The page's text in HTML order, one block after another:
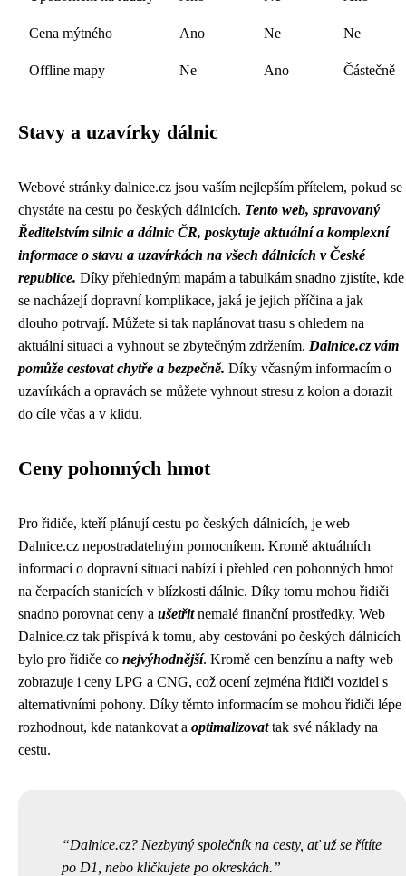
Cena mýtného Ano Ne Ne
Offline mapy Ne Ano Částečně
Stavy a uzavírky dálnic
Webové stránky dalnice.cz jsou vaším nejlepším přítelem, pokud se
chystáte na cestu po českých dálnicích. Tento web, spravovaný
Ředitelstvím silnic a dálnic ČR, poskytuje aktuální a komplexní
informace o stavu a uzavírkách na všech dálnicích v České
republice. Díky přehledným mapám a tabulkám snadno zjistíte, kde
se nacházejí dopravní komplikace, jaká je jejich příčina a jak
dlouho potrvají. Můžete si tak naplánovat trasu s ohledem na
aktuální situaci a vyhnout se zbytečným zdržením. Dalnice.cz vám
pomůže cestovat chytře a bezpečně. Díky včasným informacím o
uzavírkách a opravách se můžete vyhnout stresu z kolon a dorazit
do cíle včas a v klidu.
Ceny pohonných hmot
Pro řidiče, kteří plánují cestu po českých dálnicích, je web
Dalnice.cz nepostradatelným pomocníkem. Kromě aktuálních
informací o dopravní situaci nabízí i přehled cen pohonných hmot
na čerpacích stanicích v blízkosti dálnic. Díky tomu mohou řidiči
snadno porovnat ceny a ušetřitnemalé finanční prostředky. Web
Dalnice.cz tak přispívá k tomu, aby cestování po českých dálnicích
bylo pro řidiče co nejvýhodnější. Kromě cen benzínu a nafty web
zobrazuje i ceny LPG a CNG, což ocení zejména řidiči vozidel s
alternativními pohony. Díky těmto informacím se mohou řidiči lépe
rozhodnout, kde natankovat a optimalizovattak své náklady na
cestu.
Dalnice.cz? Nezbytný společník na cesty, ať už se řítíte
po D1, nebo kličkujete po okreskách.